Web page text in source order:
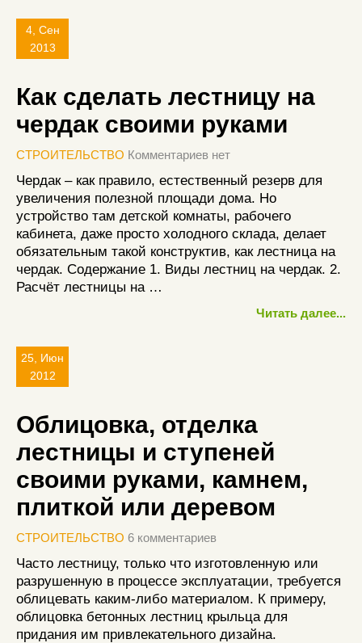
4, Сен
2013
Как сделать лестницу на
чердак своими руками
СТРОИТЕЛЬСТВО Комментариев нет
Чердак – как правило, естественный резерв для
увеличения полезной площади дома. Но
устройство там детской комнаты, рабочего
кабинета, даже просто холодного склада, делает
обязательным такой конструктив, как лестница на
чердак. Содержание 1. Виды лестниц на чердак. 2.
Расчёт лестницы на …
Читать далее...
25, Июн
2012
Облицовка, отделка
лестницы и ступеней
своими руками, камнем,
плиткой или деревом
СТРОИТЕЛЬСТВО 6 комментариев
Часто лестницу, только что изготовленную или
разрушенную в процессе эксплуатации, требуется
облицевать каким-либо материалом. К примеру,
облицовка бетонных лестниц крыльца для
придания им привлекательного дизайна.